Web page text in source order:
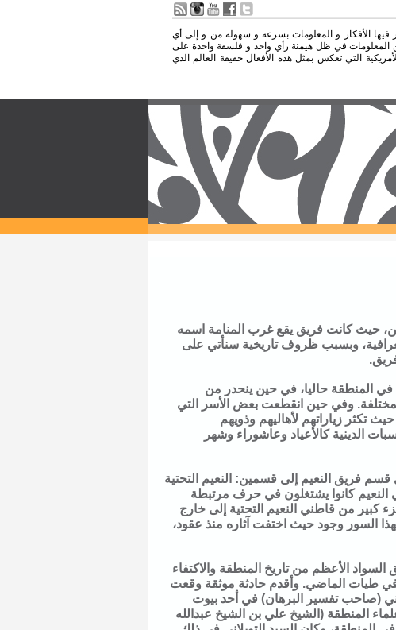
فيها الأفكار و المعلومات بسرعة و سهولة من و إلى أي
المعلومات في ظل هيمنة رأي واحد و فلسفة واحدة على
التي تعكس بمثل هذه الأفعال حقيقة العالم الذي
حيث كانت فريق يقع غرب المنامة اسمه
وبسبب ظروف تاريخية سنأتي على
المنطقة حاليا، في حين ينحدر من
وفي حين انقطعت بعض الأسر التي
تكثر زياراتهم لأهاليهم وذويهم
الدينية كالأعياد وعاشوراء وشهر
قسم فريق النعيم إلى قسمين: النعيم التحتية
النعيم كانوا يشتغلون في حرف مرتبطة
كبير من قاطني النعيم التحتية إلى خارج
لهذا السور وجود حيث اختفت آثاره منذ عقود،
السواد الأعظم من تاريخ المنطقة والاكتفاء
طيات الماضي. وأقدم حادثة موثقة وقعت
(صاحب تفسير البرهان) في أحد بيوت
أرملة أحد علماء المنطقة (الشيخ علي بن الشيخ عبدالله